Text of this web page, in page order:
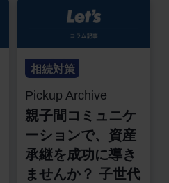
相続対策
Pickup Archive
親子間コミュニケ
ーションで、資産
承継を成功に導き
ませんか？ 子世代